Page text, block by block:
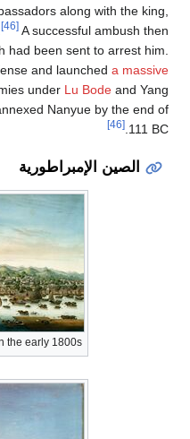
ambassadors along with the
A successful ambush
which had been sent to arrest
took offense and launcheda
: six armies underLu Bodeand
and annexed Nanyue by the
الصين الإمبراطورية
Canton in the early 1800s